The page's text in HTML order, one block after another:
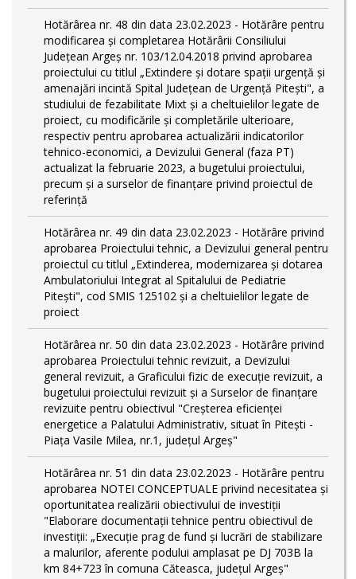
Hotărârea nr. 48 din data 23.02.2023 - Hotărâre pentru
modificarea și completarea Hotărârii Consiliului
Județean Argeș nr. 103/12.04.2018 privind aprobarea
proiectului cu titlul „Extindere și dotare spații urgență și
amenajări incintă Spital Județean de Urgență Pitești", a
studiului de fezabilitate Mixt și a cheltuielilor legate de
proiect, cu modificările și completările ulterioare,
respectiv pentru aprobarea actualizării indicatorilor
tehnico-economici, a Devizului General (faza PT)
actualizat la februarie 2023, a bugetului proiectului,
precum și a surselor de finanțare privind proiectul de
referință
Hotărârea nr. 49 din data 23.02.2023 - Hotărâre privind
aprobarea Proiectului tehnic, a Devizului general pentru
proiectul cu titlul „Extinderea, modernizarea și dotarea
Ambulatoriului Integrat al Spitalului de Pediatrie
Pitești", cod SMIS 125102 și a cheltuielilor legate de
proiect
Hotărârea nr. 50 din data 23.02.2023 - Hotărâre privind
aprobarea Proiectului tehnic revizuit, a Devizului
general revizuit, a Graficului fizic de execuţie revizuit, a
bugetului proiectului revizuit și a Surselor de finanțare
revizuite pentru obiectivul "Creşterea eficienţei
energetice a Palatului Administrativ, situat în Piteşti -
Piaţa Vasile Milea, nr.1, judeţul Argeş"
Hotărârea nr. 51 din data 23.02.2023 - Hotărâre pentru
aprobarea NOTEI CONCEPTUALE privind necesitatea și
oportunitatea realizării obiectivului de investiții
"Elaborare documentații tehnice pentru obiectivul de
investiţii: „Execuție prag de fund și lucrări de stabilizare
a malurilor, aferente podului amplasat pe DJ 703B la
km 84+723 în comuna Căteasca, județul Argeș"